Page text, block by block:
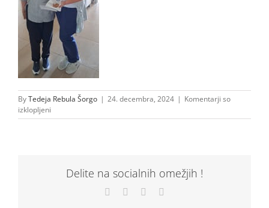
ByTedeja Rebula Šorgo | 24. decembra, 2024 | Komentarji so
izklopljeni
20241224_095235
Delite na socialnih omežjih !
Facebook LinkedIn